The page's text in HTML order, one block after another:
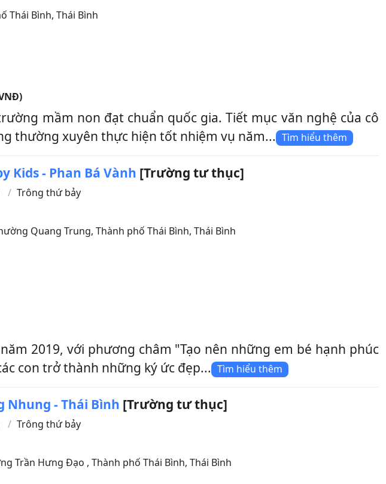
Thái Bình, Thái Bình
mầm non đạt chuẩn quốc gia. Tiết mục văn nghệ của cô
thường xuyên thực hiện tốt nhiệm vụ năm... Tìm hiểu thêm
Kids - Phan Bá Vành [Trường tư thục]
Trông thứ bảy
Quang Trung, Thành phố Thái Bình, Thái Bình
2019, với phương châm "Tạo nên những em bé hạnh phúc
con trở thành những ký ức đẹp... Tìm hiểu thêm
Nhung - Thái Bình [Trường tư thục]
Trông thứ bảy
Trần Hưng Đạo , Thành phố Thái Bình, Thái Bình